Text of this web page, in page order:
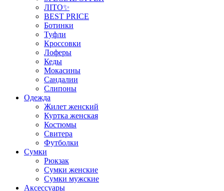
ЛІТО✨
BEST PRICE
Ботинки
Туфли
Кроссовки
Лоферы
Кеды
Мокасины
Сандалии
Слипоны
Одежда
Жилет женский
Куртка женская
Костюмы
Свитера
Футболки
Сумки
Рюкзак
Сумки женские
Сумки мужские
Аксеcсуары